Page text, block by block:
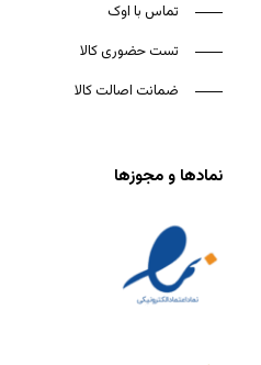
تماس با اوک
تست حضوری کالا
ضمانت اصالت کالا
نمادها و مجوزها